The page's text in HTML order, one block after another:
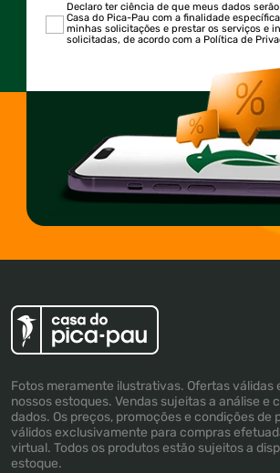
Declaro ter ciência de que meus dados
Casa do Pica-Pau com a finalidade
minhas solicitações e prestar os serviços e
solicitadas, de acordo com a Política de
Fotos meramente ilustrativas. Ofertas válidas
nossos estoques. Vendas sujeitas a análise e
dados. Os preços, promoções e condições de
válidos exclusivamente para compras
virtual. Todos os produtos estão sujeitos a
estoque.